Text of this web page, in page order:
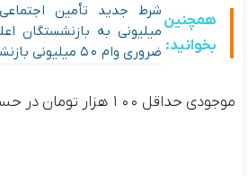
همچنین
بخوانید:
میلیونی به بازنشستگان
ضروری وام ۵۰ میلیونی بازنشستگان تأمین اجتماعی
موجودی حداقل ۱۰۰ هزار تومان در حساب بانکی متقاضی